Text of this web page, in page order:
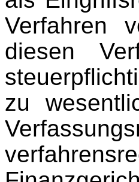
Verfahren
diesen
zu